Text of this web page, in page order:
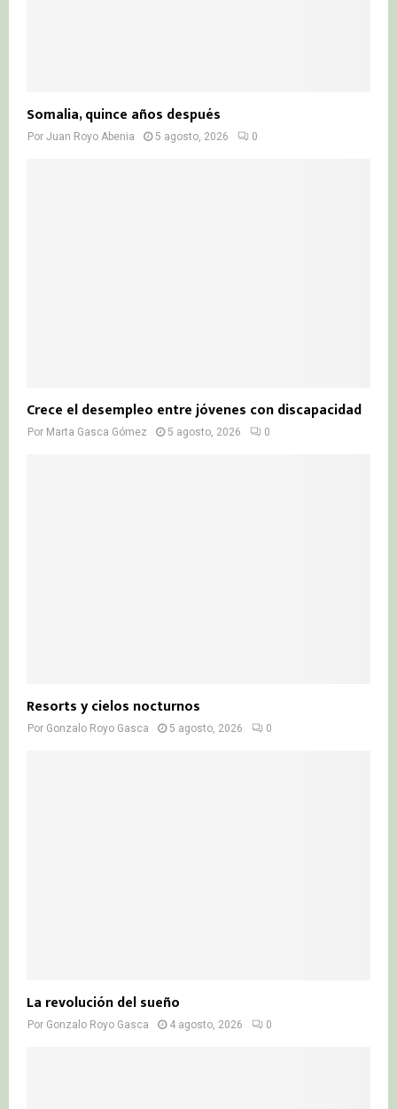
Somalia, quince años después
Por Juan Royo Abenia 5 agosto, 2026 0
Crece el desempleo entre jóvenes con discapacidad
Por Marta Gasca Gómez 5 agosto, 2026 0
Resorts y cielos nocturnos
Por Gonzalo Royo Gasca 5 agosto, 2026 0
La revolución del sueño
Por Gonzalo Royo Gasca 4 agosto, 2026 0